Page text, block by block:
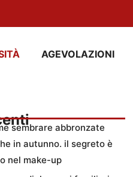
AGEVOLAZIONI
sembrare abbronzate
in autunno. il segreto è
nel make-up